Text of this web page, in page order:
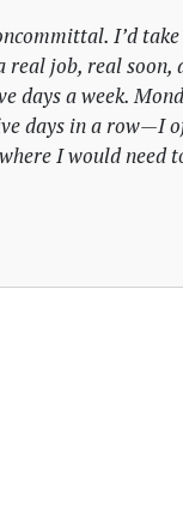
I’d
job, real soon,
days a week.
days in a row—I
I would